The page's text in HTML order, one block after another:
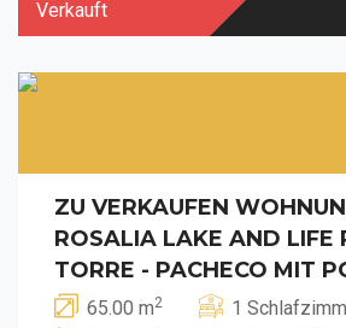
Verkauft
ZU VERKAUFEN
ROSALIA LAKE AND LIFE
TORRE - PACHECO MIT
65.00 m2
1